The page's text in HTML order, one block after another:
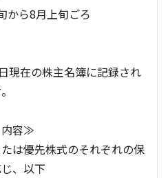
から8月上旬ごろ
現在の株主名簿に記録され
容≫
は優先株式のそれぞれの保
、以下